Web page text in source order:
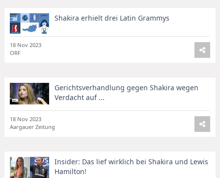
Shakira erhielt drei Latin Grammys
18 Nov 2023
ORF
Gerichtsverhandlung gegen Shakira wegen
Verdacht auf ...
18 Nov 2023
Aargauer Zeitung
Insider: Das lief wirklich bei Shakira und Lewis
Hamilton!